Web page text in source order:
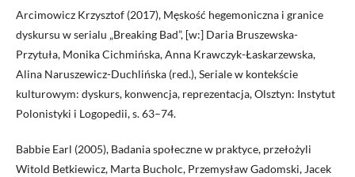
Arcimowicz Krzysztof (2017), Męskość hegemoniczna i granice
dyskursu w serialu „Breaking Bad”, [w:] Daria Bruszewska-
Przytuła, Monika Cichmińska, Anna Krawczyk-Łaskarzewska,
Alina Naruszewicz-Duchlińska (red.), Seriale w kontekście
kulturowym: dyskurs, konwencja, reprezentacja, Olsztyn: Instytut
Polonistyki i Logopedii, s. 63–74.
Babbie Earl (2005), Badania społeczne w praktyce, przełożyli
Witold Betkiewicz, Marta Bucholc, Przemysław Gadomski, Jacek